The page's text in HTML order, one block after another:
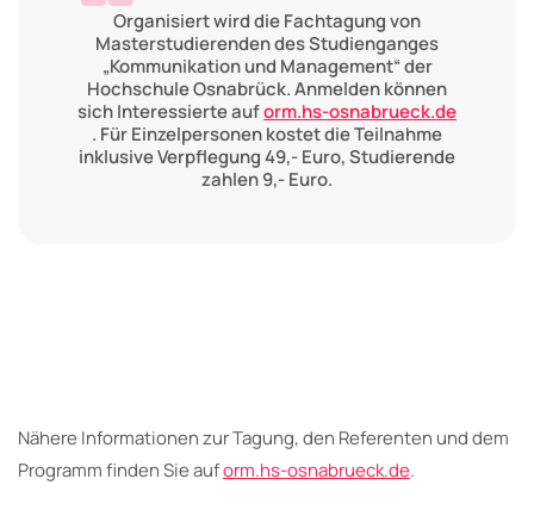
Organisiert wird die Fachtagung von
Masterstudierenden des Studienganges
„Kommunikation und Management“ der
Hochschule Osnabrück. Anmelden können
sich Interessierte auform.hs-osnabrueck.de
. Für Einzelpersonen kostet die Teilnahme
inklusive Verpflegung 49,- Euro, Studierende
zahlen 9,- Euro.
Nähere Informationen zur Tagung, den Referenten und dem
Programm finden Sie auform.hs-osnabrueck.de.